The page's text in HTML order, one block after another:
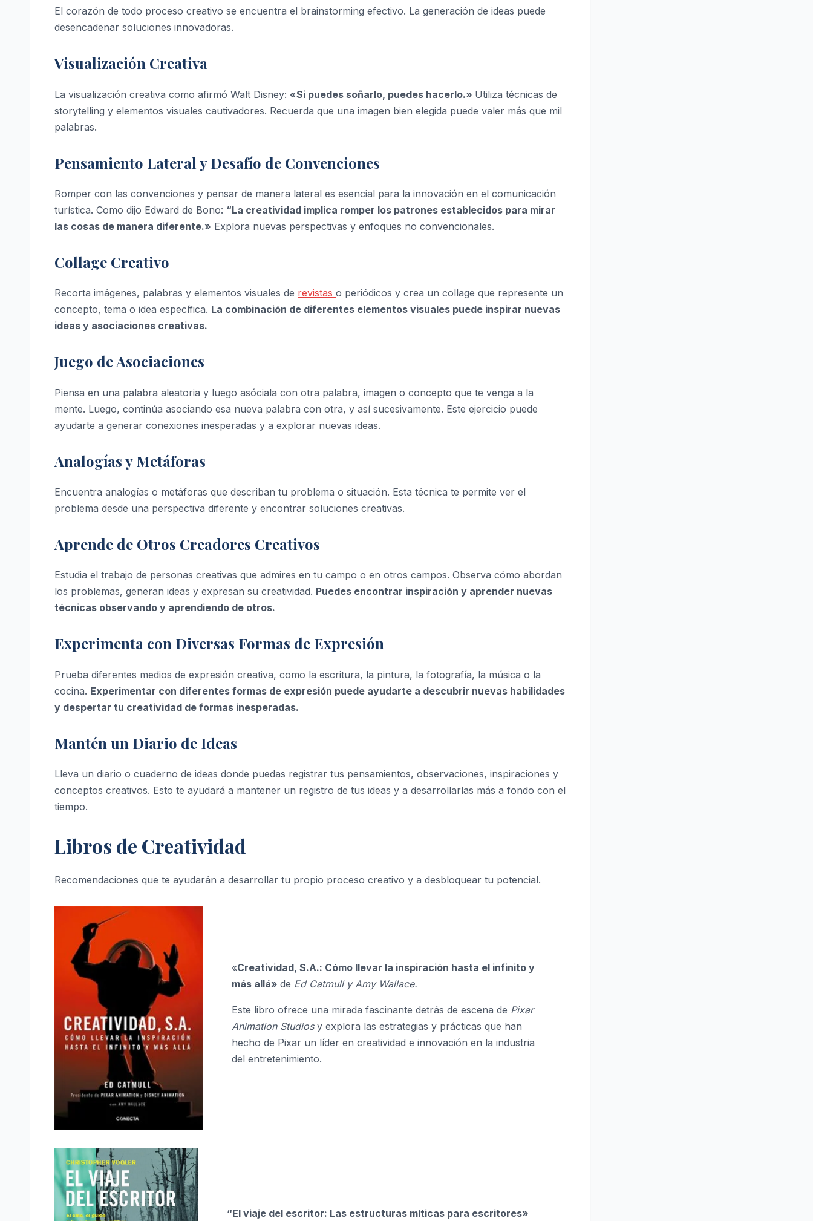
El corazón de todo proceso creativo se encuentra el brainstorming efectivo. La generación de ideas puede
desencadenar soluciones innovadoras.
Visualización Creativa
La visualización creativa como afirmó Walt Disney: «Si puedes soñarlo, puedes hacerlo.» Utiliza técnicas de
storytelling y elementos visuales cautivadores. Recuerda que una imagen bien elegida puede valer más que mil
palabras.
Pensamiento Lateral y Desafío de Convenciones
Romper con las convenciones y pensar de manera lateral es esencial para la innovación en el comunicación
turística. Como dijo Edward de Bono: “La creatividad implica romper los patrones establecidos para mirar
las cosas de manera diferente.» Explora nuevas perspectivas y enfoques no convencionales.
Collage Creativo
Recorta imágenes, palabras y elementos visuales de revistas o periódicos y crea un collage que represente un
concepto, tema o idea específica. La combinación de diferentes elementos visuales puede inspirar nuevas
ideas y asociaciones creativas.
Juego de Asociaciones
Piensa en una palabra aleatoria y luego asóciala con otra palabra, imagen o concepto que te venga a la
mente. Luego, continúa asociando esa nueva palabra con otra, y así sucesivamente. Este ejercicio puede
ayudarte a generar conexiones inesperadas y a explorar nuevas ideas.
Analogías y Metáforas
Encuentra analogías o metáforas que describan tu problema o situación. Esta técnica te permite ver el
problema desde una perspectiva diferente y encontrar soluciones creativas.
Aprende de Otros Creadores Creativos
Estudia el trabajo de personas creativas que admires en tu campo o en otros campos. Observa cómo abordan
los problemas, generan ideas y expresan su creatividad. Puedes encontrar inspiración y aprender nuevas
técnicas observando y aprendiendo de otros.
Experimenta con Diversas Formas de Expresión
Prueba diferentes medios de expresión creativa, como la escritura, la pintura, la fotografía, la música o la
cocina. Experimentar con diferentes formas de expresión puede ayudarte a descubrir nuevas habilidades
y despertar tu creatividad de formas inesperadas.
Mantén un Diario de Ideas
Lleva un diario o cuaderno de ideas donde puedas registrar tus pensamientos, observaciones, inspiraciones y
conceptos creativos. Esto te ayudará a mantener un registro de tus ideas y a desarrollarlas más a fondo con el
tiempo.
Libros de Creatividad
Recomendaciones que te ayudarán a desarrollar tu propio proceso creativo y a desbloquear tu potencial.
«Creatividad, S.A.: Cómo llevar la inspiración hasta el infinito y
más allá»de Ed Catmull y Amy Wallace.
Este libro ofrece una mirada fascinante detrás de escena de Pixar
Animation Studiosy explora las estrategias y prácticas que han
hecho de Pixar un líder en creatividad e innovación en la industria
del entretenimiento.
“El viaje del escritor: Las estructuras míticas para escritores»